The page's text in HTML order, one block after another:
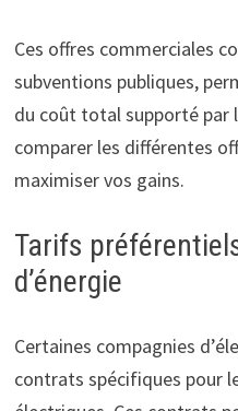
Ces offres commerciales
subventions publiques,
du coût total supporté par
comparer les différentes
maximiser vos gains.
Tarifs
d’énergie
Certaines compagnies
contrats spécifiques pour